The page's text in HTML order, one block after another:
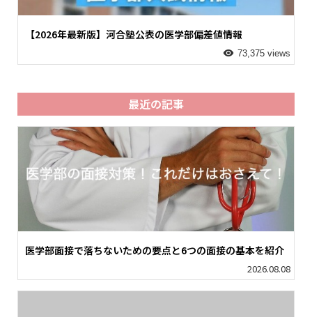
【2026年最新版】河合塾公表の医学部偏差値情報
73,375 views
最近の記事
医学部面接で落ちないための要点と6つの面接の基本を紹介
2026.08.08